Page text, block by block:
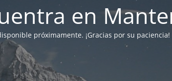
en
próximamente. ¡Gracias por su paciencia!